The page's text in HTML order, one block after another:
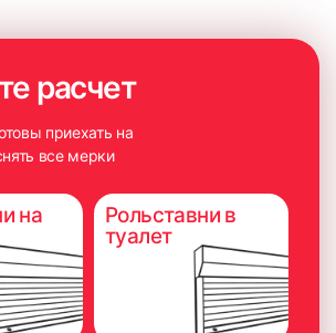
расчет
приехать на
все мерки
на
Рольставни в
туалет